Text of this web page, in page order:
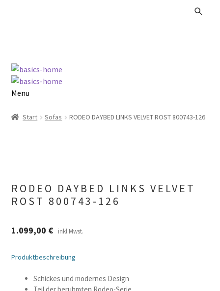
Zur
Navigation
springen
Zum
Inhalt
springen
Menu
Alle Produkte
Kataloge Trends
Start Sofas RODEO DAYBED LINKS VELVET ROST 800743-126
RODEO DAYBED LINKS VELVET
ROST 800743-126
1.099,00 € inkl.Mwst.
Produktbeschreibung
Schickes und modernes Design
Teil der beruhmten Rodeo-Serie